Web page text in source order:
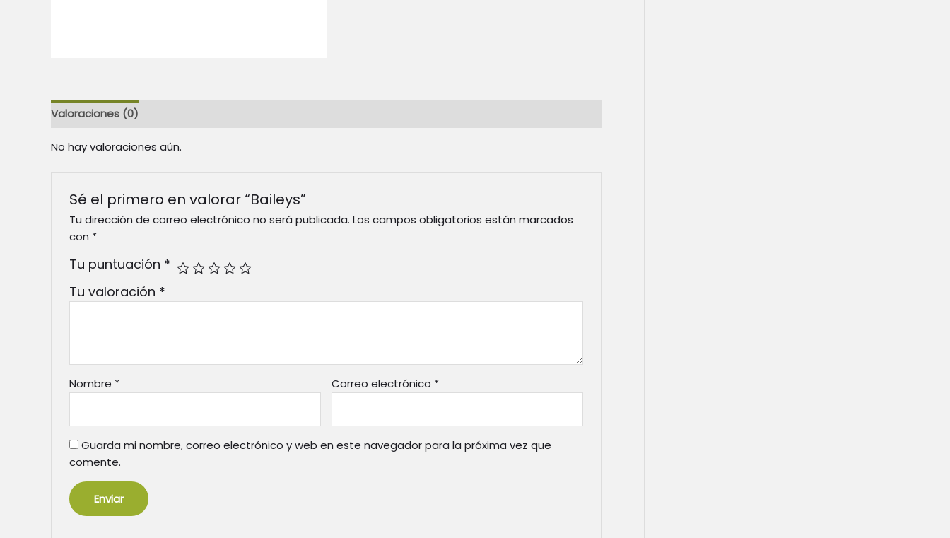
Valoraciones (0)
No hay valoraciones aún.
Sé el primero en valorar “Baileys”
Tu dirección de correo electrónico no será publicada. Los campos obligatorios están marcados
con *
Tu puntuación *
Tu valoración *
Nombre * Correo electrónico *
Guarda mi nombre, correo electrónico y web en este navegador para la próxima vez que
comente.